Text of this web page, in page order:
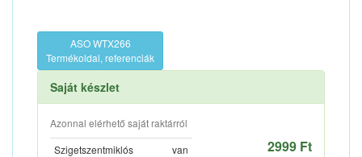
ASO WTX266
Termékoldal, referenciák
Saját készlet
Azonnal elérhető saját raktárról
Szigetszentmiklós
van
2999 Ft